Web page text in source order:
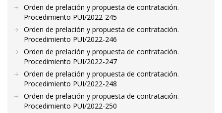
Orden de prelación y propuesta de contratación.
Procedimiento PUI/2022-245
Orden de prelación y propuesta de contratación.
Procedimiento PUI/2022-246
Orden de prelación y propuesta de contratación.
Procedimiento PUI/2022-247
Orden de prelación y propuesta de contratación.
Procedimiento PUI/2022-248
Orden de prelación y propuesta de contratación.
Procedimiento PUI/2022-250